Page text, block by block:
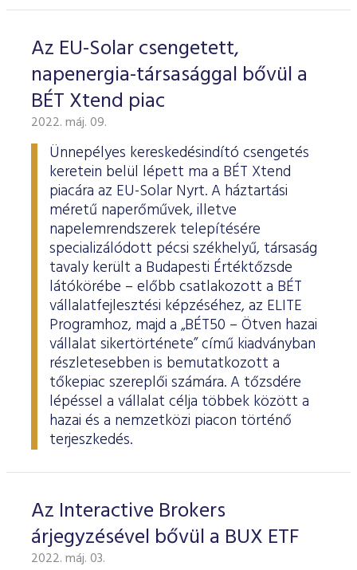
Az EU-Solar csengetett,
napenergia-társasággal bővül a
BÉT Xtend piac
2022. máj. 09.
Ünnepélyes kereskedésindító csengetés
keretein belül lépett ma a BÉT Xtend
piacára az EU-Solar Nyrt. A háztartási
méretű naperőművek, illetve
napelemrendszerek telepítésére
specializálódott pécsi székhelyű, társaság
tavaly került a Budapesti Értéktőzsde
látókörébe – előbb csatlakozott a BÉT
vállalatfejlesztési képzéséhez, az ELITE
Programhoz, majd a „BÉT50 – Ötven hazai
vállalat sikertörténete” című kiadványban
részletesebben is bemutatkozott a
tőkepiac szereplői számára. A tőzsdére
lépéssel a vállalat célja többek között a
hazai és a nemzetközi piacon történő
terjeszkedés.
Az Interactive Brokers
árjegyzésével bővül a BUX ETF
2022. máj. 03.